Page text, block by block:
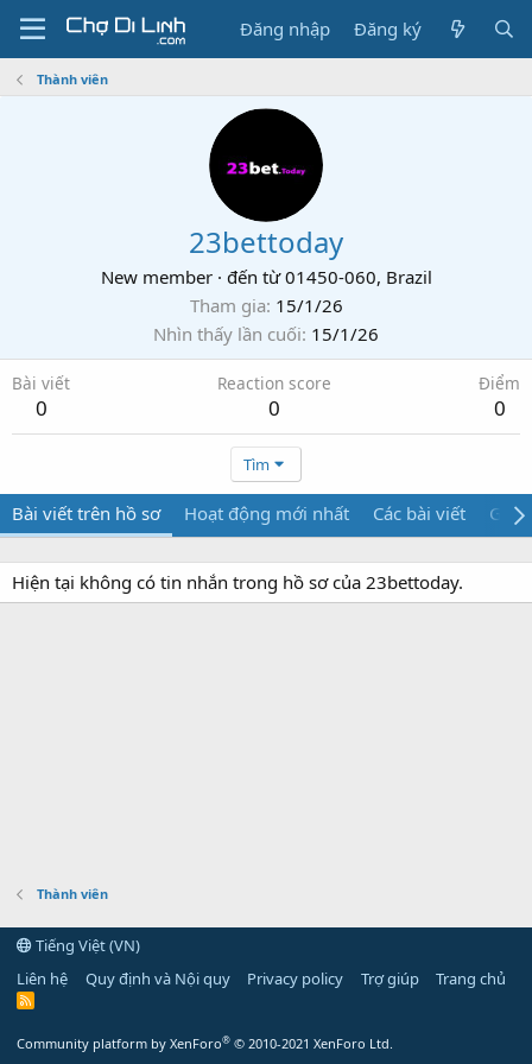
Đăng nhập Đăng ký
Thành viên
23bettoday
New member · đến từ 01450-060, Brazil
Tham gia 15/1/26
Nhìn thấy lần cuối 15/1/26
Bài viết
0
Reaction score
0
Điểm
0
Tìm
Bài viết trên hồ sơ Hoạt động mới nhất Các bài viết Giới
Hiện tại không có tin nhắn trong hồ sơ của 23bettoday.
Thành viên
Tiếng Việt (VN)
Liên hệ
Quy định và Nội quy Privacy policy Trợ giúp Trang chủ
R
Community platform by XenForo® © 2010-2021 XenForo Ltd.